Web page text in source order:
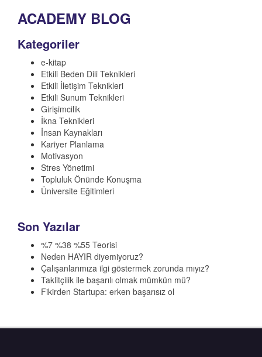
ACADEMY BLOG
Kategoriler
e-kitap
Etkili Beden Dili Teknikleri
Etkili İletişim Teknikleri
Etkili Sunum Teknikleri
Girişimcilik
İkna Teknikleri
İnsan Kaynakları
Kariyer Planlama
Motivasyon
Stres Yönetimi
Topluluk Önünde Konuşma
Üniversite Eğitimleri
Son Yazılar
%7 %38 %55 Teorisi
Neden HAYIR diyemiyoruz?
Çalışanlarımıza ilgi göstermek zorunda mıyız?
Taklitçilik ile başarılı olmak mümkün mü?
Fikirden Startupa: erken başarısız ol